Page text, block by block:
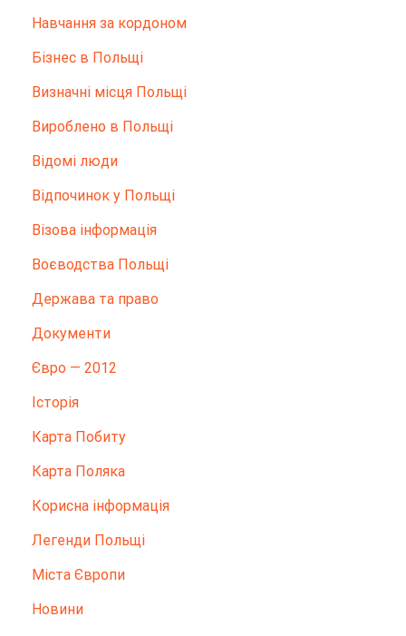
Hавчання за кордоном
Бізнес в Польщі
Визначні місця Польщі
Вироблено в Польщі
Відомі люди
Відпочинок у Польщі
Візова інформація
Воєводства Польщі
Держава та право
Документи
Євро — 2012
Історія
Карта Побиту
Карта Поляка
Корисна інформація
Легенди Польщі
Міста Європи
Новини